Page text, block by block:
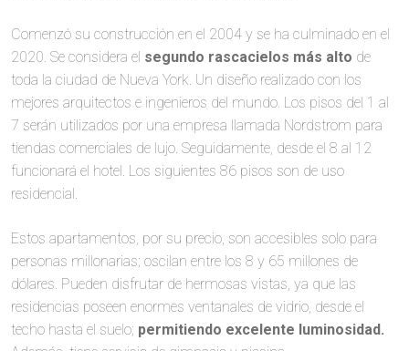
Comenzó su construcción en el 2004 y se ha culminado en el
2020. Se considera el segundo rascacielos más alto de
toda la ciudad de Nueva York. Un diseño realizado con los
mejores arquitectos e ingenieros del mundo. Los pisos del 1 al
7 serán utilizados por una empresa llamada Nordstrom para
tiendas comerciales de lujo. Seguidamente, desde el 8 al 12
funcionará el hotel. Los siguientes 86 pisos son de uso
residencial.
Estos apartamentos, por su precio, son accesibles solo para
personas millonarias; oscilan entre los 8 y 65 millones de
dólares. Pueden disfrutar de hermosas vistas, ya que las
residencias poseen enormes ventanales de vidrio, desde el
techo hasta el suelo; permitiendo excelente luminosidad.